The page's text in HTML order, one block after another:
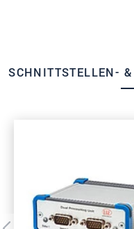
SCHNITTSTELLEN-